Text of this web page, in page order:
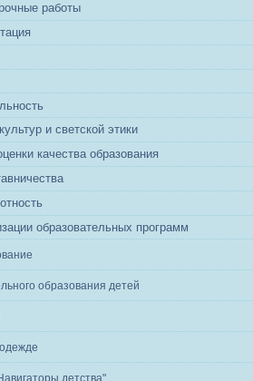
работы
и светской этики
качества образования
образовательных программ
образования детей